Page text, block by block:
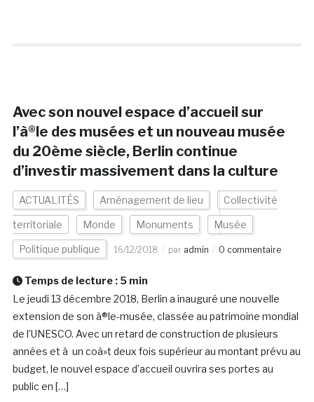
Avec son nouvel espace d’accueil sur
l’à®le des musées et un nouveau musée
du 20ème siècle, Berlin continue
d’investir massivement dans la culture
ACTUALITÉS Aménagement de lieu Collectivité
territoriale Monde Monuments Musée
Politique publique 16/12/2018 par admin 0 commentaire
Temps de lecture : 5 min
Le jeudi 13 décembre 2018, Berlin a inauguré une nouvelle
extension de son à®le-musée, classée au patrimoine mondial
de l’UNESCO. Avec un retard de construction de plusieurs
années et à un coà»t deux fois supérieur au montant prévu au
budget, le nouvel espace d’accueil ouvrira ses portes au
public en […]